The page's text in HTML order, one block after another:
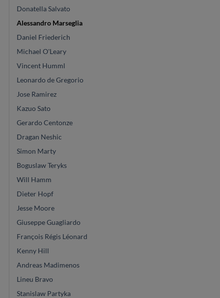
Donatella Salvato
Alessandro Marseglia
Daniel Friederich
Michael O'Leary
Vincent Humml
Leonardo de Gregorio
Jose Ramirez
Kazuo Sato
Gerardo Centonze
Dragan Neshic
Simon Marty
Boguslaw Teryks
Will Hamm
Dieter Hopf
Jesse Moore
Giuseppe Guagliardo
François Régis Léonard
Kenny Hill
Andreas Madimenos
Lineu Bravo
Stanislaw Partyka